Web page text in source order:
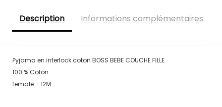
Description Informations complémentaires
Pyjama en interlock coton BOSS BEBE COUCHE FILLE
100 % Coton
female – 12M